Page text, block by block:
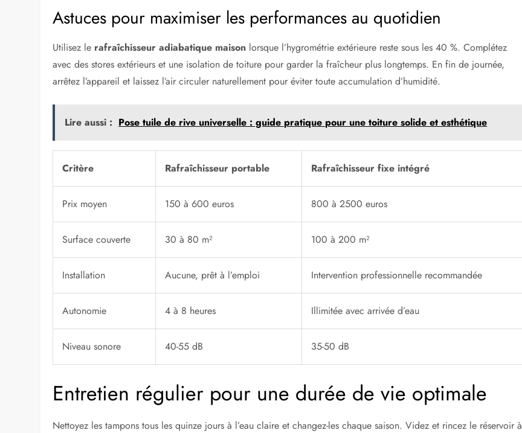
Astuces pour maximiser les performances au quotidien
Utilisez le rafraîchisseur adiabatique maison lorsque l’hygrométrie extérieure reste sous les 40 %. Complétez
avec des stores extérieurs et une isolation de toiture pour garder la fraîcheur plus longtemps. En fin de journée,
arrêtez l’appareil et laissez l’air circuler naturellement pour éviter toute accumulation d’humidité.
Lire aussi : Pose tuile de rive universelle : guide pratique pour une toiture solide et esthétique
Critère Rafraîchisseur portable Rafraîchisseur fixe intégré
Prix moyen 150 à 600 euros 800 à 2500 euros
Surface couverte 30 à 80 m² 100 à 200 m²
Installation Aucune, prêt à l’emploi Intervention professionnelle recommandée
Autonomie 4 à 8 heures Illimitée avec arrivée d’eau
Niveau sonore 40-55 dB 35-50 dB
Entretien régulier pour une durée de vie optimale
Nettoyez les tampons tous les quinze jours à l’eau claire et changez-les chaque saison. Videz et rincez le réservoir à